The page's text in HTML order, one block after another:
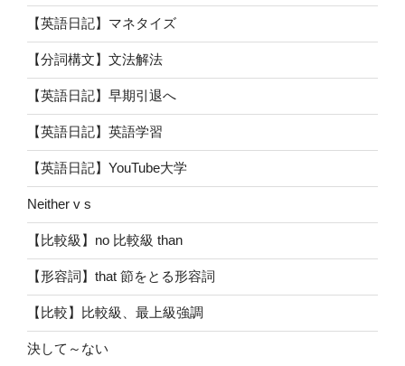
【英語日記】マネタイズ
【分詞構文】文法解法
【英語日記】早期引退へ
【英語日記】英語学習
【英語日記】YouTube大学
Neither v s
【比較級】no 比較級 than
【形容詞】that 節をとる形容詞
【比較】比較級、最上級強調
決して～ない